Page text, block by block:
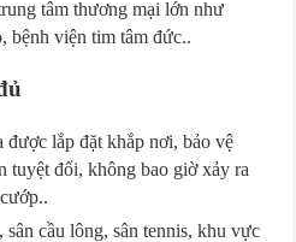
tâm thương mại lớn như
bệnh viện tim tâm đức..
lắp đặt khắp nơi, bảo vệ
tuyệt đối, không bao giờ xảy ra
cầu lông, sân tennis, khu vực